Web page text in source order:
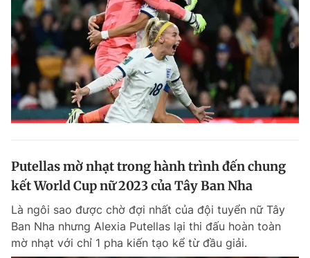
Putellas mờ nhạt trong hành trình đến chung
kết World Cup nữ 2023 của Tây Ban Nha
Là ngôi sao được chờ đợi nhất của đội tuyển nữ Tây
Ban Nha nhưng Alexia Putellas lại thi đấu hoàn toàn
mờ nhạt với chỉ 1 pha kiến tạo kể từ đầu giải.